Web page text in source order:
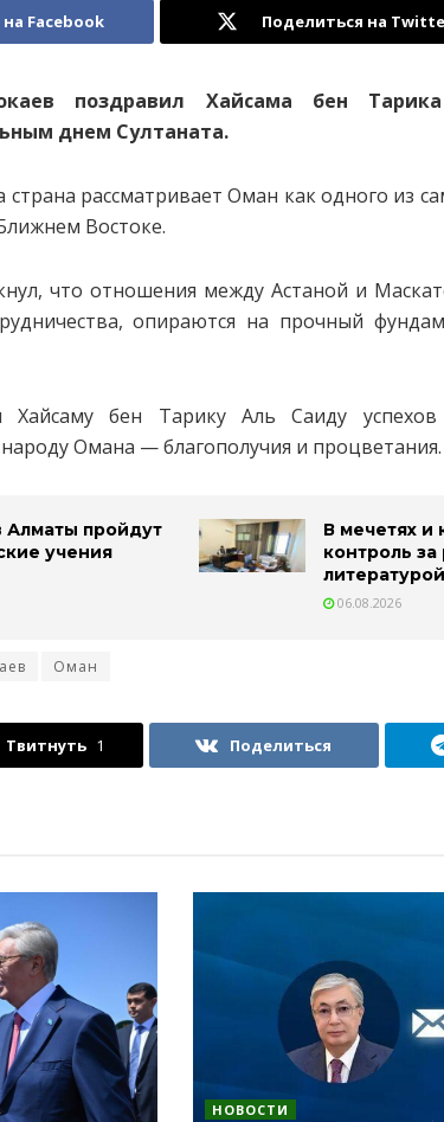
Facebook Поделиться на
поздравил Хайсама бен
днем Султаната.
рассматривает Оман как одного из
Востоке.
что отношения между Астаной и
опираются на прочный
бен Тарику Аль Саиду
Омана — благополучия и процветания.
Алматы пройдут
учения
В мечетях и
контроль
литературой
06.08.2026
Оман
Твитнуть 1 Поделиться
НОВОСТИ